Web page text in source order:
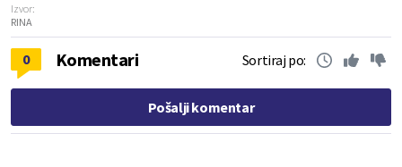
Izvor:
RINA
0 Komentari Sortiraj po:
Pošalji komentar